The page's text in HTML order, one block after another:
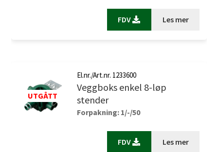
FDV Les mer
El.nr./Art.nr. 1233600
Veggboks enkel 8-løp
stender
Forpakning: 1/-/50
FDV Les mer